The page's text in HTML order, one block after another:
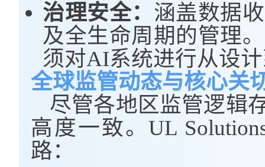
治理安全： 涵盖数据
及全生命周期的管理
须对AI系统进行从设
全球监管动态与核心关
尽管各地区监管逻辑
高度一致。UL
路：